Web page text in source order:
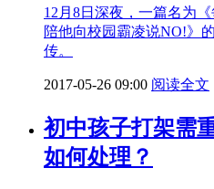
12月8日深夜，一篇名为
陪他向校园霸凌说NO!》
传。
2017-05-26 09:00 阅读全文
初中孩子打架需
如何处理？